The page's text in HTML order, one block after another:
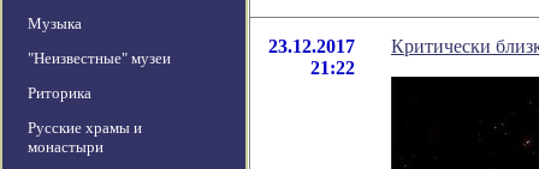
Музыка
"Неизвестные" музеи
Риторика
Русские храмы и
монастыри
23.12.2017
21:22
Критически